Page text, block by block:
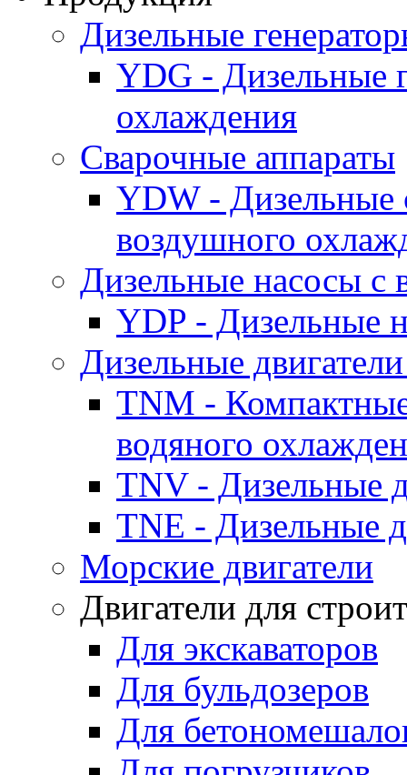
Дизельные
YDG - Дизельные
охлаждения
Cварочные аппараты
YDW - Дизельные
воздушного
Дизельные насосы
YDP - Дизельные
Дизельные
TNM -
водяного
TNV - Дизельные
TNE - Дизельные
Морские двигатели
Двигатели для
Для экскаваторов
Для бульдозеров
Для